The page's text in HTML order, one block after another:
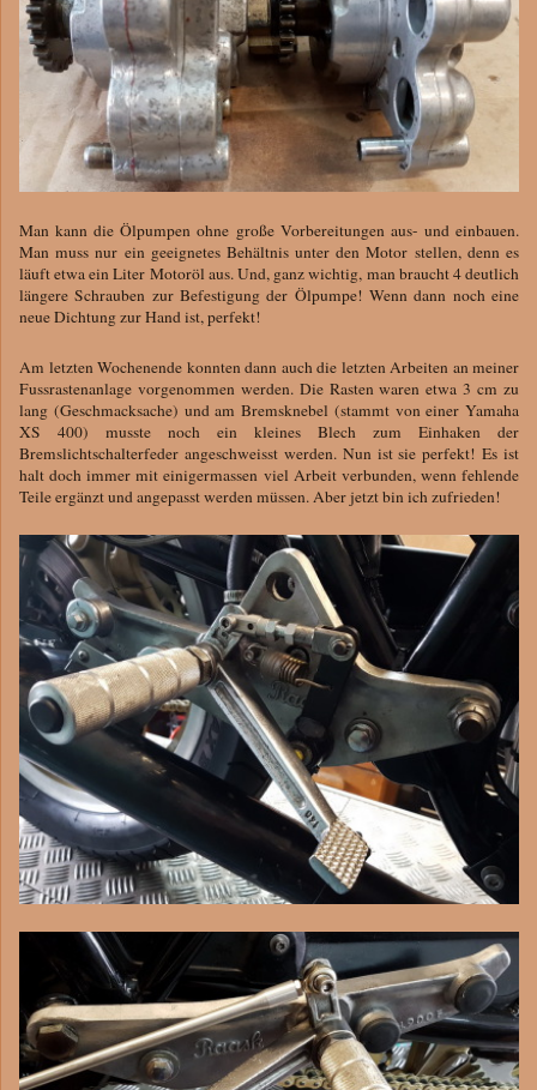
Man kann die Ölpumpen ohne große Vorbereitungen aus- und einbauen.
Man muss nur ein geeignetes Behältnis unter den Motor stellen, denn es
läuft etwa ein Liter Motoröl aus. Und, ganz wichtig, man braucht 4 deutlich
längere Schrauben zur Befestigung der Ölpumpe! Wenn dann noch eine
neue Dichtung zur Hand ist, perfekt!
Am letzten Wochenende konnten dann auch die letzten Arbeiten an meiner
Fussrastenanlage vorgenommen werden. Die Rasten waren etwa 3 cm zu
lang (Geschmacksache) und am Bremsknebel (stammt von einer Yamaha
XS 400) musste noch ein kleines Blech zum Einhaken der
Bremslichtschalterfeder angeschweisst werden. Nun ist sie perfekt! Es ist
halt doch immer mit einigermassen viel Arbeit verbunden, wenn fehlende
Teile ergänzt und angepasst werden müssen. Aber jetzt bin ich zufrieden!